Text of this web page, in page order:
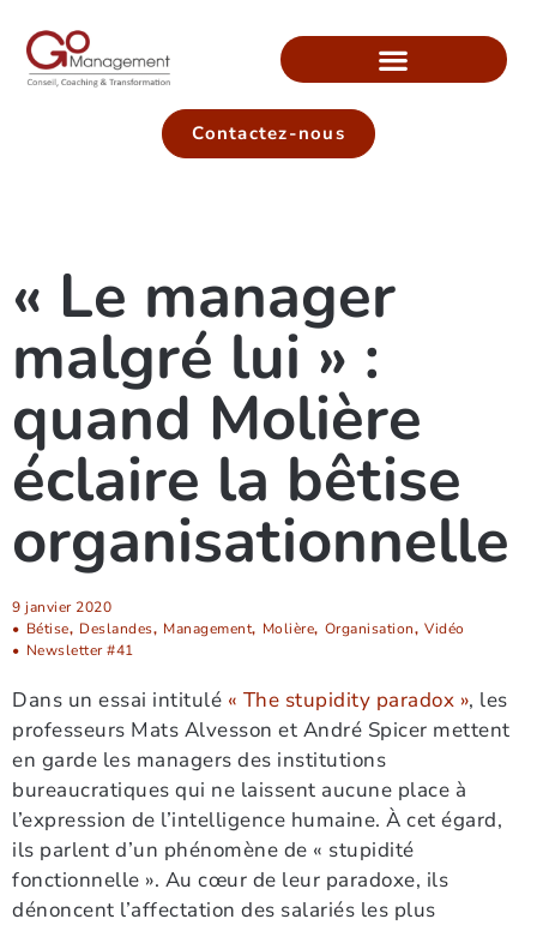
Contactez-nous
« Le manager
malgré lui » :
quand Molière
éclaire la bêtise
organisationnelle
9 janvier 2020
• Bétise, Deslandes, Management, Molière, Organisation, Vidéo
• Newsletter #41
Dans un essai intitulé « The stupidity paradox », les
professeurs Mats Alvesson et André Spicer mettent
en garde les managers des institutions
bureaucratiques qui ne laissent aucune place à
l’expression de l’intelligence humaine. À cet égard,
ils parlent d’un phénomène de « stupidité
fonctionnelle ». Au cœur de leur paradoxe, ils
dénoncent l’affectation des salariés les plus